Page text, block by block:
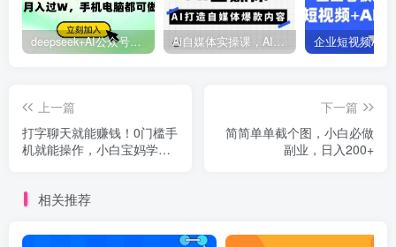
deepseek+AI公众号自动挣钱，轻松月入过W，手机电脑都可做 Ai自媒体实操课，AI打造自媒体爆款内容
上一篇
打字聊天就能赚钱！0门槛手
机就能操作，小白宝妈学生
下一篇
简简单单截个图，小白必做
副业，日入200+
相关推荐